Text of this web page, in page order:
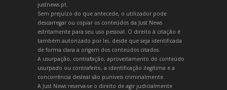
justnews.pt.
Sem prejuízo do que antecede, o utilizador pode
descarregar ou copiar os conteúdos da Just News
estritamente para seu uso pessoal. O direito à citação é
também autorizado por lei, desde que seja identificada
de forma clara a origem dos conteúdos citados.
A usurpação, contrafação, aproveitamento do conteúdo
usurpado ou contrafeito, a identificação ilegítima e a
concorrência desleal são puníveis criminalmente.
A Just News reserva-se o direito de agir judicialmente